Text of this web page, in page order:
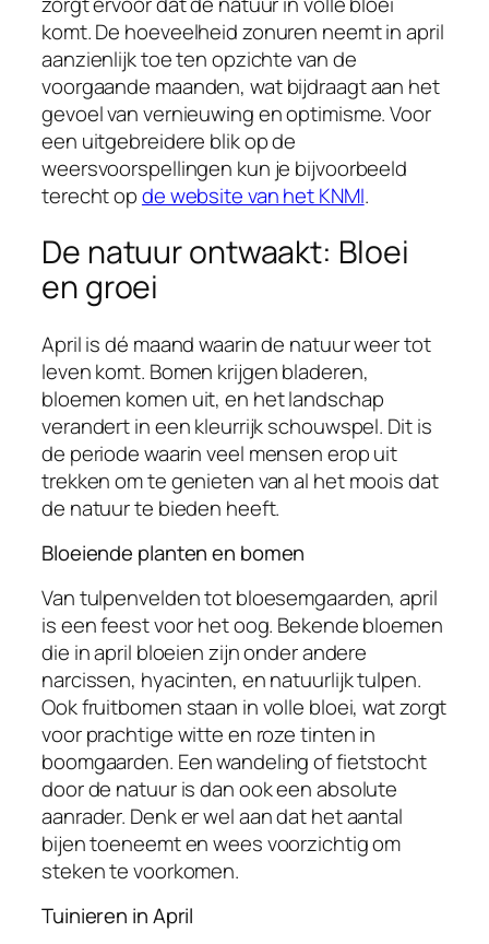
komt. De hoeveelheid zonuren neemt in april
aanzienlijk toe ten opzichte van de
voorgaande maanden, wat bijdraagt aan het
gevoel van vernieuwing en optimisme. Voor
een uitgebreidere blik op de
weersvoorspellingen kun je bijvoorbeeld
terecht opde website van het KNMI.
De natuur ontwaakt: Bloei
en groei
April is dé maand waarin de natuur weer tot
leven komt. Bomen krijgen bladeren,
bloemen komen uit, en het landschap
verandert in een kleurrijk schouwspel. Dit is
de periode waarin veel mensen erop uit
trekken om te genieten van al het moois dat
de natuur te bieden heeft.
Bloeiende planten en bomen
Van tulpenvelden tot bloesemgaarden, april
is een feest voor het oog. Bekende bloemen
die in april bloeien zijn onder andere
narcissen, hyacinten, en natuurlijk tulpen.
Ook fruitbomen staan in volle bloei, wat zorgt
voor prachtige witte en roze tinten in
boomgaarden. Een wandeling of fietstocht
door de natuur is dan ook een absolute
aanrader. Denk er wel aan dat het aantal
bijen toeneemt en wees voorzichtig om
steken te voorkomen.
Tuinieren in April